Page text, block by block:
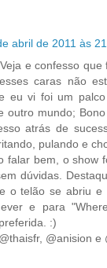
abril de 2011 às
e confesso que
caras não
eu vi foi um palco
outro mundo;
atrás de
pulando e
falar bem, o show
dúvidas.
o telão se abriu e
e para
:)
@anision e